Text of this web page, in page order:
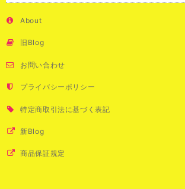
About
旧Blog
お問い合わせ
プライバシーポリシー
特定商取引法に基づく表記
新Blog
商品保証規定